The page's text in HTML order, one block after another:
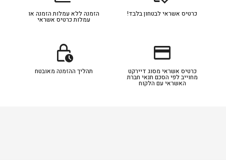
כרטיס אשראי לבטחון בלבד! הזמנה ללא עמלות הזמנה או
עמלות כרטיס אשראי
credit_card
כרטיס אשראי מסוג דיירקט
מחוייב לפי הסכם תנאי חברת
האשראי עם הלקוח
lock_clock
תהליך ההזמנה מאובטח